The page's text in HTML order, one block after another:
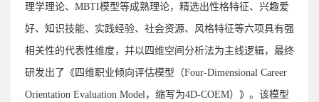
理学理论、MBTI模型等成熟理论，精选出性格特征、兴趣爱
好、知识技能、实践经验、社会资源、风格特征等六项具有强
相关性的代表性维度， 并以四维空间分析法为主线逻辑， 最终
研发出了《四维职业倾向评估模型（Four-Dimensional Career
Orientation Evaluation Model，缩写为4D-COEM）》。该模型